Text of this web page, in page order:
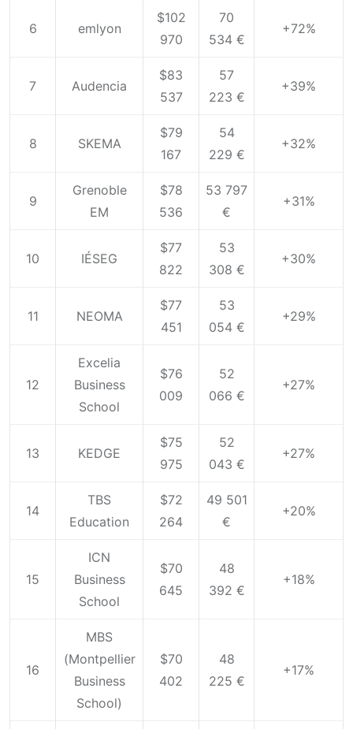
6 emlyon
$102
970
70
534 €
+72%
7 Audencia
$83
537
57
223 €
+39%
8 SKEMA
$79
167
54
229 €
+32%
9
Grenoble
EM
$78
536
53 797
€
+31%
10 IÉSEG
$77
822
53
308 €
+30%
11 NEOMA
$77
451
53
054 €
+29%
12
Excelia
Business
School
$76
009
52
066 €
+27%
13 KEDGE
$75
975
52
043 €
+27%
14
TBS
Education
$72
264
49 501
€
+20%
15
ICN
Business
School
$70
645
48
392 €
+18%
16
MBS
(Montpellier
Business
School)
$70
402
48
225 €
+17%